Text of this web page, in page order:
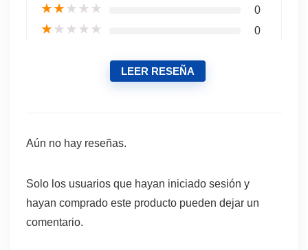
★★★★★ 0
★★★★★ 0
LEER RESEÑA
Aún no hay reseñas.
Solo los usuarios que hayan iniciado sesión y
hayan comprado este producto pueden dejar un
comentario.